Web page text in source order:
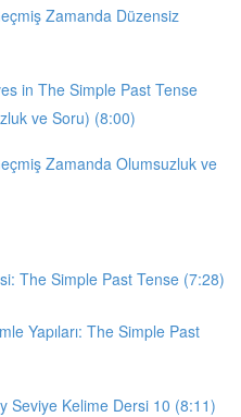
Zamanda Düzensiz
in The Simple Past Tense
ve Soru) (8:00)
Zamanda Olumsuzluk ve
The Simple Past Tense (7:28)
Yapıları: The Simple Past
Seviye Kelime Dersi 10 (8:11)